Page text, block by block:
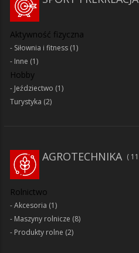
Aktywność fizyczna
Siłownia i fitness (1)
Inne (1)
Hobby
Jeździectwo (1)
Turystyka (2)
AGROTECHNIKA 11
Rolnictwo
Akcesoria (1)
Maszyny rolnicze (8)
Produkty rolne (2)